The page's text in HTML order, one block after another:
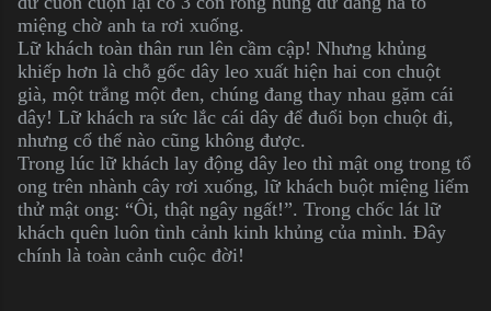
miệng chờ anh ta rơi xuống.
Lữ khách toàn thân run lên cầm cập! Nhưng khủng
khiếp hơn là chỗ gốc dây leo xuất hiện hai con chuột
già, một trắng một đen, chúng đang thay nhau gặm cái
dây! Lữ khách ra sức lắc cái dây để đuổi bọn chuột đi,
nhưng cố thế nào cũng không được.
Trong lúc lữ khách lay động dây leo thì mật ong trong tổ
ong trên nhành cây rơi xuống, lữ khách buột miệng liếm
thử mật ong: “Ôi, thật ngây ngất!”. Trong chốc lát lữ
khách quên luôn tình cảnh kinh khủng của mình. Đây
chính là toàn cảnh cuộc đời!